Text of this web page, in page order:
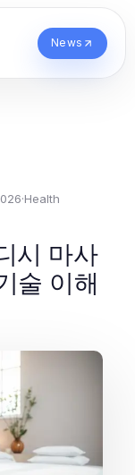
News
·Health
시 마사
술 이해